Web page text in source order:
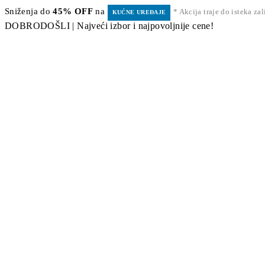
Sniženja do45% OFF na KUĆNE UREĐAJE * Akcija traje do isteka
DOBRODOŠLI | Najveći izbor i najpovoljnije cene!